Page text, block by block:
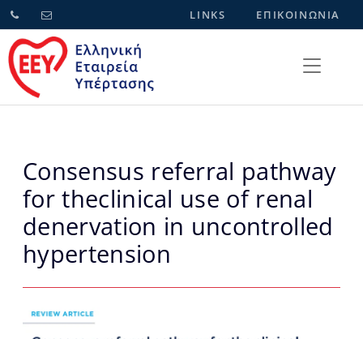
LINKS ΕΠΙΚΟΙΝΩΝΙΑ
Consensus referral pathway
for theclinical use of renal
denervation in uncontrolled
hypertension